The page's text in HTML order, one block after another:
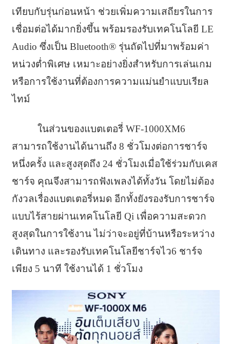
เทียบกับรุ่นก่อนหน้า ช่วยเพิ่มความเสถียรในการ
เชื่อมต่อได้มากยิ่งขึ้น พร้อมรองรับเทคโนโลยี LE
Audio ซึ่งเป็น Bluetooth® รุ่นถัดไปที่มาพร้อมค่า
หน่วงต่ำพิเศษ เหมาะอย่างยิ่งสำหรับการเล่นเกม
หรือการใช้งานที่ต้องการความแม่นยำแบบเรียล
ไทม์
ในส่วนของแบตเตอรี่ WF-1000XM6
สามารถใช้งานได้นานถึง 8 ชั่วโมงต่อการชาร์จ
หนึ่งครั้ง และสูงสุดถึง 24 ชั่วโมงเมื่อใช้ร่วมกับเคส
ชาร์จ คุณจึงสามารถฟังเพลงได้ทั้งวัน โดยไม่ต้อง
กังวลเรื่องแบตเตอรี่หมด อีกทั้งยังรองรับการชาร์จ
แบบไร้สายผ่านเทคโนโลยี Qi เพื่อความสะดวก
สูงสุดในการใช้งาน ไม่ว่าจะอยู่ที่บ้านหรือระหว่าง
เดินทาง และรองรับเทคโนโลยีชาร์จไว6 ชาร์จ
เพียง 5 นาที ใช้งานได้ 1 ชั่วโมง